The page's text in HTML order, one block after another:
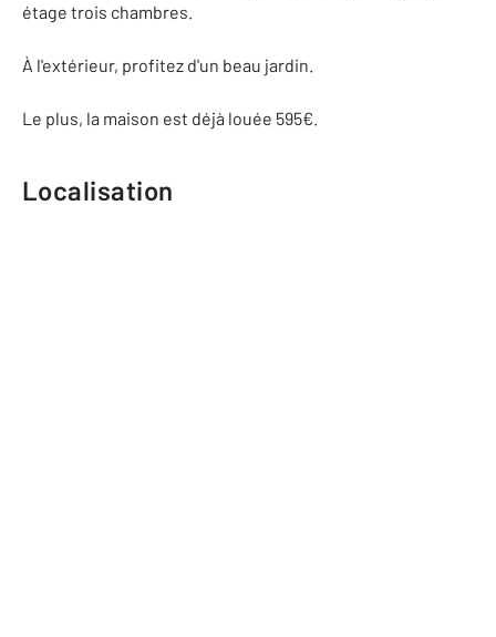
étage trois chambres.
À l'extérieur, profitez d'un beau jardin.
Le plus, la maison est déjà louée 595€.
Localisation